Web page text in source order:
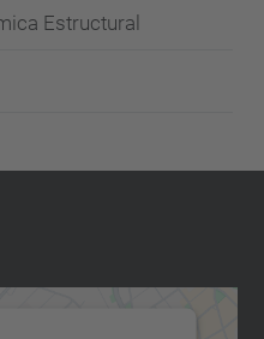
Estructural